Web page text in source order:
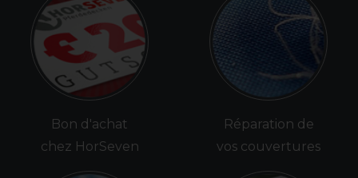
Bon d'achat
chez HorSeven
Réparation de
vos couvertures